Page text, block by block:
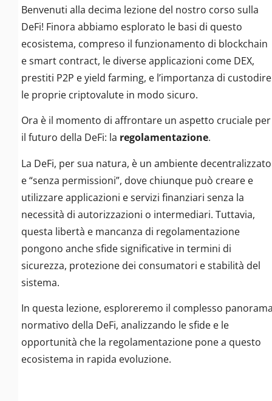
Benvenuti alla decima lezione del nostro corso sulla
DeFi! Finora abbiamo esplorato le basi di questo
ecosistema, compreso il funzionamento di blockchain
e smart contract, le diverse applicazioni come DEX,
prestiti P2P e yield farming, e l’importanza di custodire
le proprie criptovalute in modo sicuro.
Ora è il momento di affrontare un aspetto cruciale per
il futuro della DeFi: la regolamentazione.
La DeFi, per sua natura, è un ambiente decentralizzato
e “senza permissioni”, dove chiunque può creare e
utilizzare applicazioni e servizi finanziari senza la
necessità di autorizzazioni o intermediari. Tuttavia,
questa libertà e mancanza di regolamentazione
pongono anche sfide significative in termini di
sicurezza, protezione dei consumatori e stabilità del
sistema.
In questa lezione, esploreremo il complesso
normativo della DeFi, analizzando le sfide e le
opportunità che la regolamentazione pone a questo
ecosistema in rapida evoluzione.